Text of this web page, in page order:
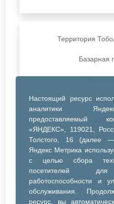
Настоящий ресурс
аналитики
предоставляемый
«ЯНДЕКС», 119021,
Толстого, 16 (далее
Яндекс Метрика
с целью сбора
посетителей для
работоспособности и
обслуживания.
ресурс, вы
Территория
Базарная
ДК
ДК
ДК